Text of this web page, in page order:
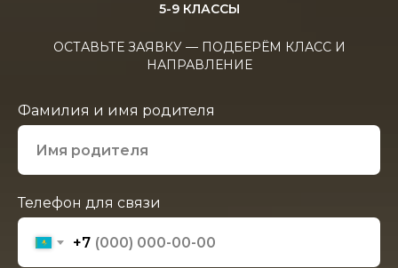
5-9 КЛАССЫ
ОСТАВЬТЕ ЗАЯВКУ — ПОДБЕРЁМ КЛАСС И
НАПРАВЛЕНИЕ
Фамилия и имя родителя
Телефон для связи
+7